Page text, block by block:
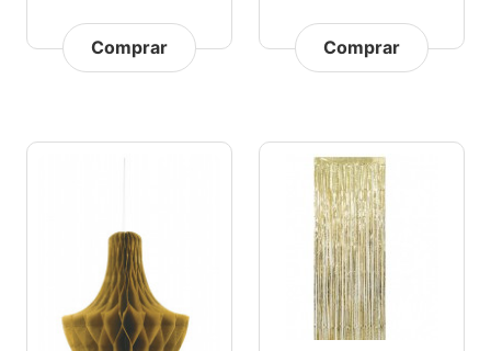
Comprar Comprar